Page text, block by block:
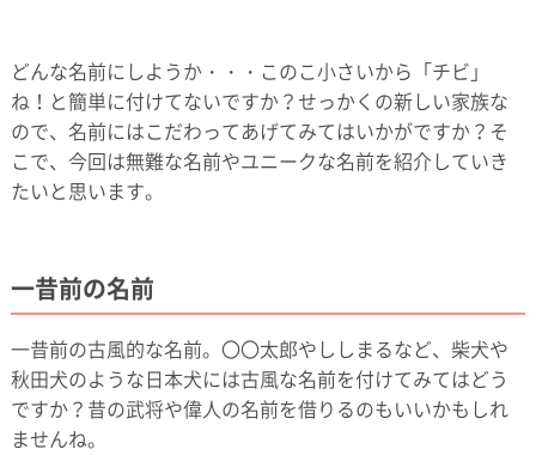
どんな名前にしようか・・・このこ小さいから「チビ」
ね！と簡単に付けてないですか？せっかくの新しい家族な
ので、名前にはこだわってあげてみてはいかがですか？そ
こで、今回は無難な名前やユニークな名前を紹介していき
たいと思います。
一昔前の名前
一昔前の古風的な名前。〇〇太郎やししまるなど、柴犬や
秋田犬のような日本犬には古風な名前を付けてみてはどう
ですか？昔の武将や偉人の名前を借りるのもいいかもしれ
ませんね。